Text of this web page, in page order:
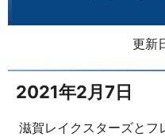
更新
2021年2月7日
滋賀レイクスターズとフ